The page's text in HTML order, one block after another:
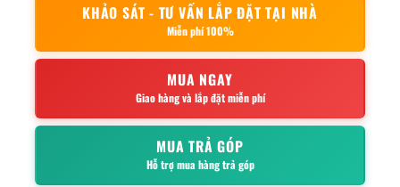
KHẢO SÁT - TƯ VẤN LẮP ĐẶT TẠI NHÀ
Miễn phí 100%
MUA NGAY
Giao hàng và lắp đặt miễn phí
MUA TRẢ GÓP
Hỗ trợ mua hàng trả góp